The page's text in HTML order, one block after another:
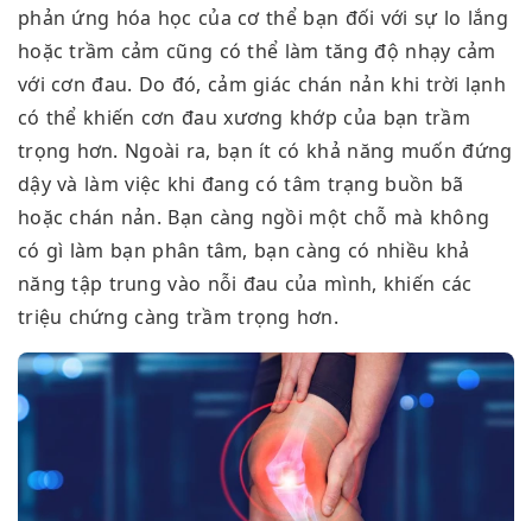
phản ứng hóa học của cơ thể bạn đối với sự lo lắng
hoặc trầm cảm cũng có thể làm tăng độ nhạy cảm
với cơn đau. Do đó, cảm giác chán nản khi trời lạnh
có thể khiến cơn đau xương khớp của bạn trầm
trọng hơn. Ngoài ra, bạn ít có khả năng muốn đứng
dậy và làm việc khi đang có tâm trạng buồn bã
hoặc chán nản. Bạn càng ngồi một chỗ mà không
có gì làm bạn phân tâm, bạn càng có nhiều khả
năng tập trung vào nỗi đau của mình, khiến các
triệu chứng càng trầm trọng hơn.